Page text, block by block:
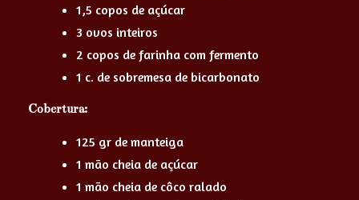
1,5 copos de açúcar
3 ovos inteiros
2 copos de farinha com fermento
1 c. de sobremesa de bicarbonato
Cobertura:
125 gr de manteiga
1 mão cheia de açúcar
1 mão cheia de côco ralado